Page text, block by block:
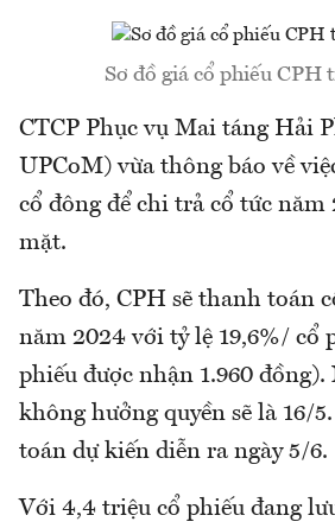
Sơ đồ giá cổ phiếu CPH
CTCP Phục vụ Mai táng Hải
UPCoM) vừa thông báo về
cổ đông để chi trả cổ tức năm
mặt.
Theo đó, CPH sẽ thanh toán
năm 2024 với tỷ lệ 19,6%/ cổ
phiếu được nhận 1.960 đồng).
không hưởng quyền sẽ là 16/
toán dự kiến diễn ra ngày 5/6.
Với 4,4 triệu cổ phiếu đang